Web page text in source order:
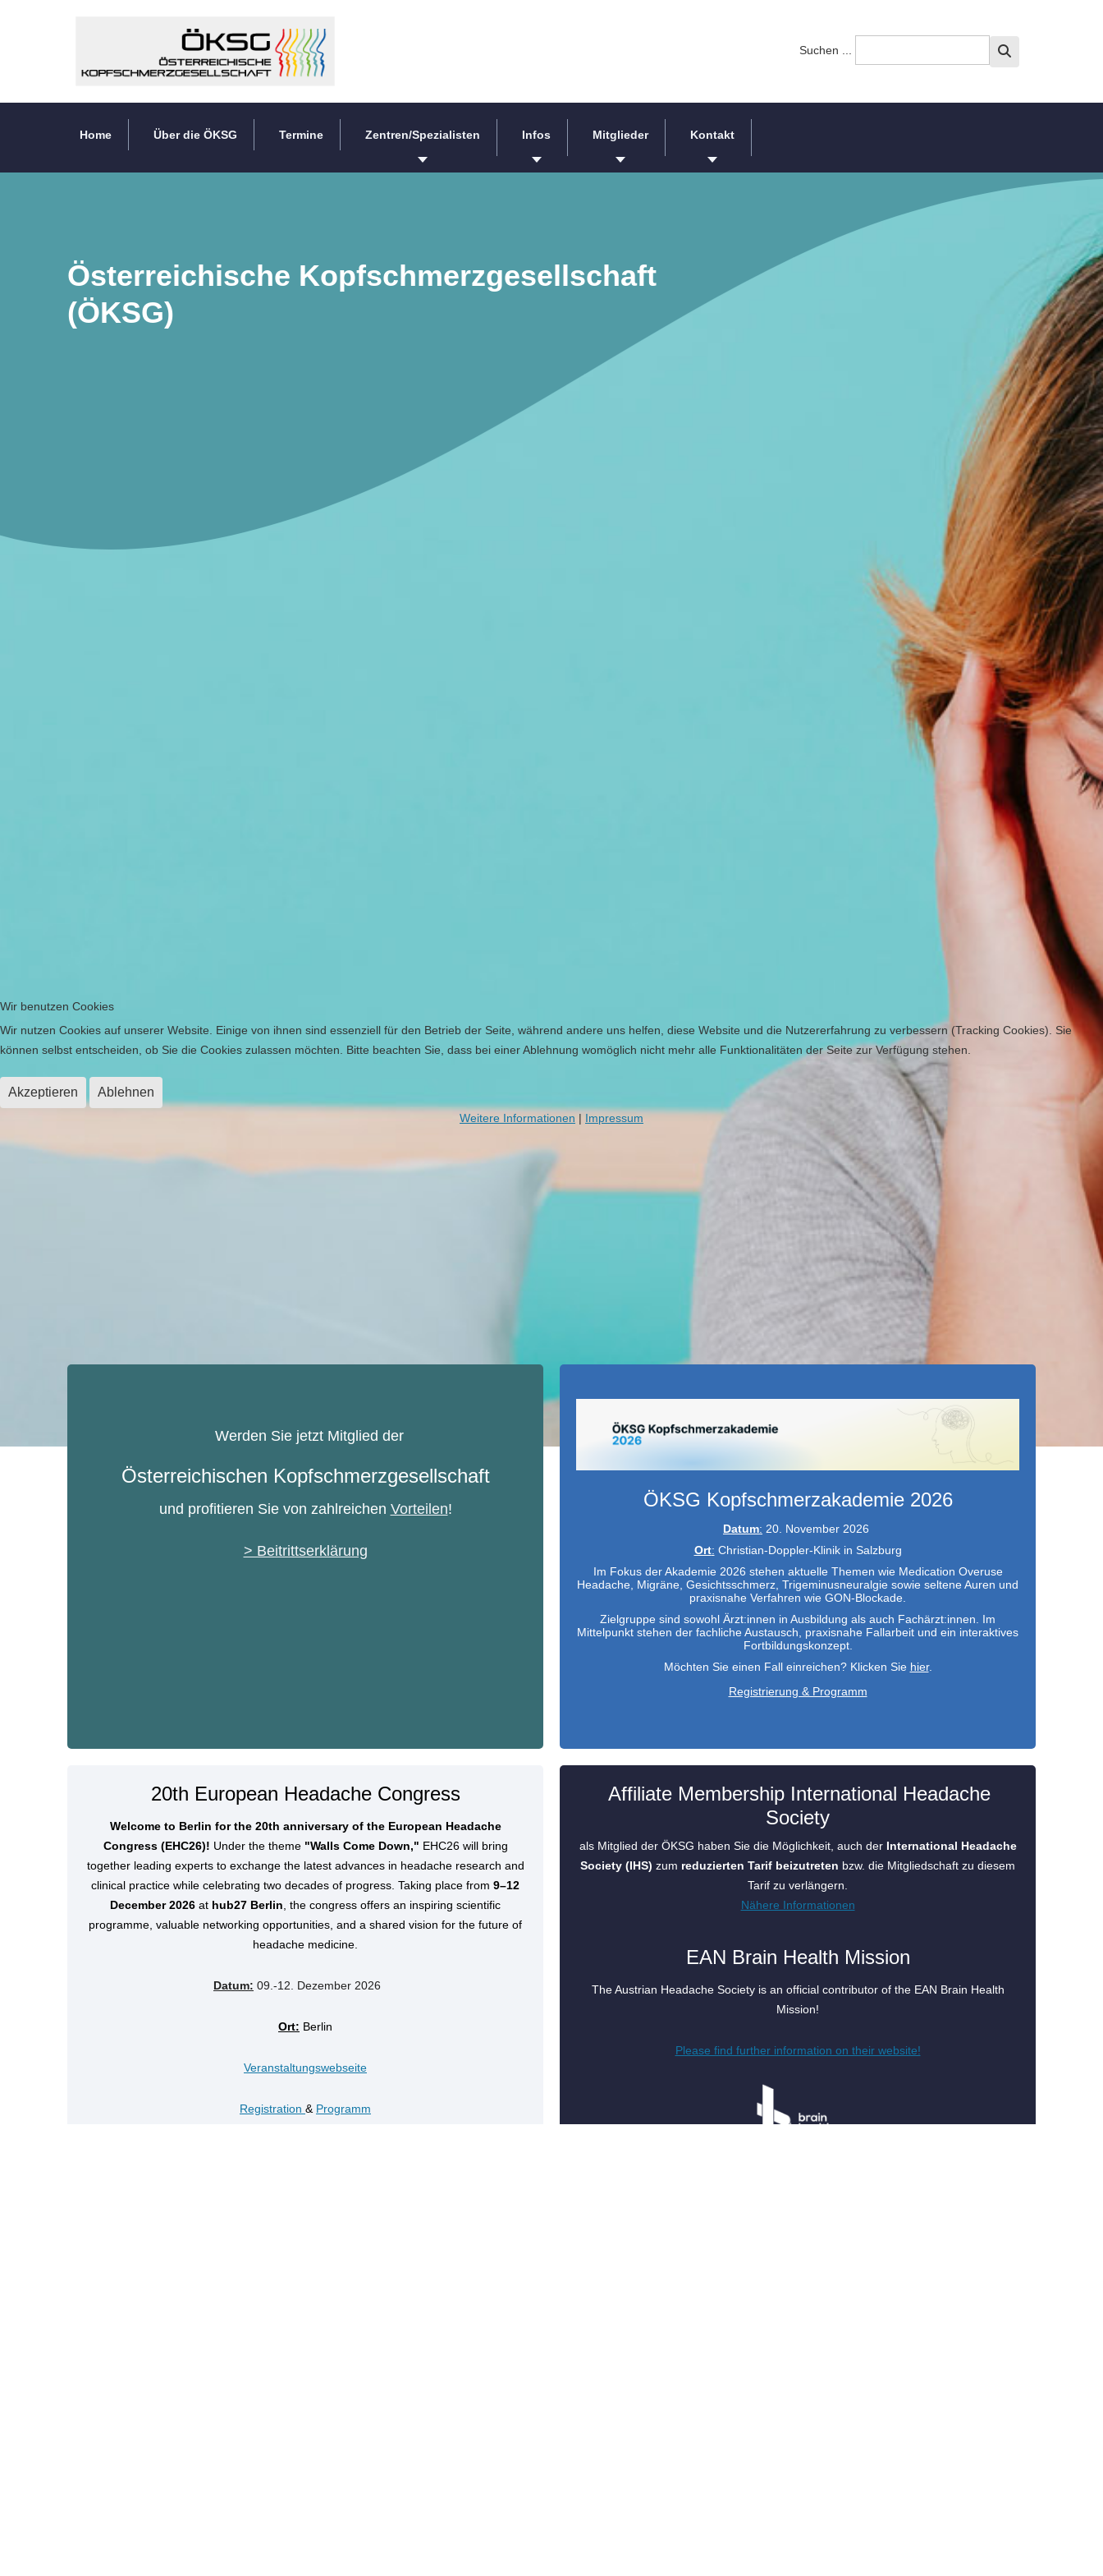
Suchen ...
Home Über die ÖKSG Termine Zentren/Spezialisten Infos Mitglieder Kontakt
Österreichische Kopfschmerzgesellschaft
(ÖKSG)
Werden Sie jetzt Mitglied der
Österreichischen Kopfschmerzgesellschaft
und profitieren Sie von zahlreichen Vorteilen!
> Beitrittserklärung
ÖKSG Kopfschmerzakademie 2026
Datum: 20. November 2026
Ort: Christian-Doppler-Klinik in Salzburg
Im Fokus der Akademie 2026 stehen aktuelle Themen wie Medication Overuse
Headache, Migräne, Gesichtsschmerz, Trigeminusneuralgie sowie seltene Auren und
praxisnahe Verfahren wie GON-Blockade.
Zielgruppe sind sowohl Ärzt:innen in Ausbildung als auch Fachärzt:innen. Im
Mittelpunkt stehen der fachliche Austausch, praxisnahe Fallarbeit und ein interaktives
Fortbildungskonzept.
Möchten Sie einen Fall einreichen? Klicken Sie hier.
Registrierung & Programm
20th European Headache Congress
Welcome to Berlin for the 20th anniversary of the European Headache
Congress (EHC26)! Under the theme "Walls Come Down," EHC26 will bring
together leading experts to exchange the latest advances in headache research and
clinical practice while celebrating two decades of progress. Taking place from 9–12
December 2026 at hub27 Berlin, the congress offers an inspiring scientific
programme, valuable networking opportunities, and a shared vision for the future of
headache medicine.
Datum: 09.-12. Dezember 2026
Ort: Berlin
Veranstaltungswebseite
Registration & Programm
Affiliate Membership International Headache
Society
als Mitglied der ÖKSG haben Sie die Möglichkeit, auch der International Headache
Society (IHS) zum reduzierten Tarif beizutreten bzw. die Mitgliedschaft zu diesem
Tarif zu verlängern.
Nähere Informationen
EAN Brain Health Mission
The Austrian Headache Society is an official contributor of the EAN Brain Health
Mission!
Please find further information on their website!
Wir benutzen Cookies
Wir nutzen Cookies auf unserer Website. Einige von ihnen sind essenziell für den Betrieb der Seite, während andere uns helfen, diese Website und die Nutzererfahrung zu verbessern (Tracking Cookies). Sie
können selbst entscheiden, ob Sie die Cookies zulassen möchten. Bitte beachten Sie, dass bei einer Ablehnung womöglich nicht mehr alle Funktionalitäten der Seite zur Verfügung stehen.
Akzeptieren Ablehnen
Weitere Informationen | Impressum